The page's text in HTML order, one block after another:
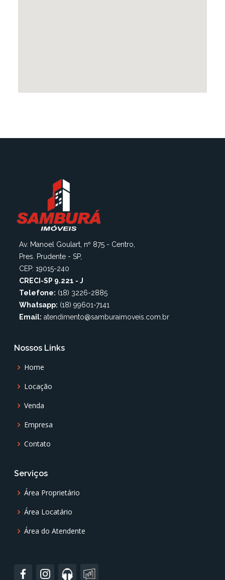
Av. Manoel Goulart, nº 875 - Centro,
Pres. Prudente - SP,
CEP: 19015-240
CRECI-SP 9.221 - J
Telefone: (18) 3226-2885
Whatsapp: (18) 99601-7141
Email: atendimento@samburaimoveis.com.br
Nossos Links
Home
Locação
Venda
Empresa
Contato
Serviços
Área Proprietário
Área Locatário
Área do Atendente